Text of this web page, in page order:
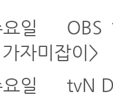
일
OBS
자미잡이>
일
tvN